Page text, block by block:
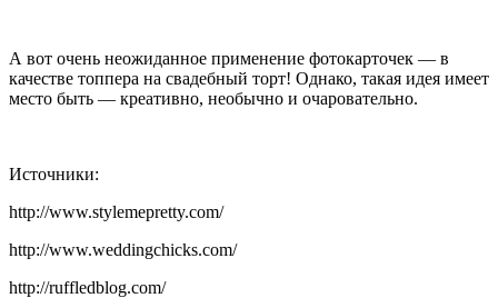
А вот очень неожиданное применение фотокарточек — в
качестве топпера на свадебный торт! Однако, такая идея имеет
место быть — креативно, необычно и очаровательно.
Источники:
http://www.stylemepretty.com/
http://www.weddingchicks.com/
http://ruffledblog.com/